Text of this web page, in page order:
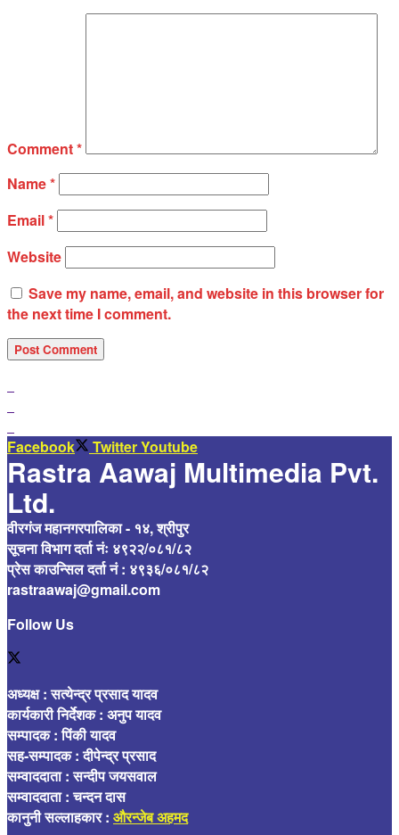
Comment*
Name*
Email*
Website
Save my name, email, and website in this browser for
the next time I comment.
Facebook TwitterYoutube
Rastra Aawaj Multimedia Pvt.
Ltd.
वीरगंज महानगरपालिका - १४, श्रीपुर
सूचना विभाग दर्ता नंः ४९२२/०८१/८२
प्रेस काउन्सिल दर्ता नं : ४९३६/०८१/८२
rastraawaj@gmail.com
Follow Us
अध्यक्ष : सत्येन्द्र प्रसाद यादव
कार्यकारी निर्देशक : अनुप यादव
सम्पादक : पिंकी यादव
सह-सम्पादक : दीपेन्द्र प्रसाद
सम्वाददाता : सन्दीप जयसवाल
सम्वाददाता : चन्दन दास
कानुनी सल्लाहकार : औरन्जेब अहमद